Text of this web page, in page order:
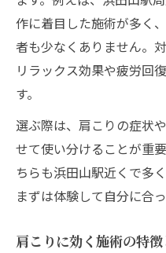
作に着目した施術が多く
者も少なくありません。
リラックス効果や疲労回
す。
選ぶ際は、肩こりの症状
せて使い分けることが重
ちらも浜田山駅近くで多
まずは体験して自分に合
肩こりに効く施術の特